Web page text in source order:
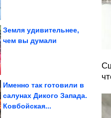
Земля удивительнее,
чем вы думали
Желток останется
Именно так готовили в
салунах Дикого Запада.
Ковбойская...